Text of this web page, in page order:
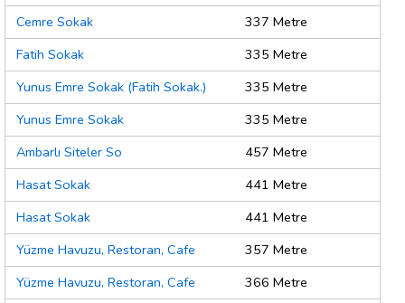
Cemre Sokak
337 Metre
Fatih Sokak
335 Metre
Yunus Emre Sokak (Fatih Sokak.)
335 Metre
Yunus Emre Sokak
335 Metre
Ambarlı Siteler So
457 Metre
Hasat Sokak
441 Metre
Hasat Sokak
441 Metre
Yüzme Havuzu, Restoran, Cafe
357 Metre
Yüzme Havuzu, Restoran, Cafe
366 Metre